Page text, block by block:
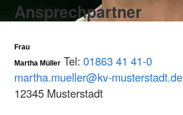
Ansprechpartner
Frau
Martha Müller Tel: 01863 41 41-0
martha.mueller@kv-musterstadt.de
12345 Musterstadt